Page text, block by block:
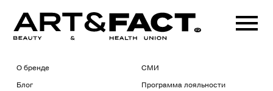
О бренде
Блог
СМИ
Программа лояльности